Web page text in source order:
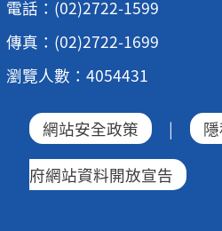
電話：(02)2722-1599
傳真：(02)2722-1699
瀏覽人數：4054431
網站安全政策 |
府網站資料開放宣告